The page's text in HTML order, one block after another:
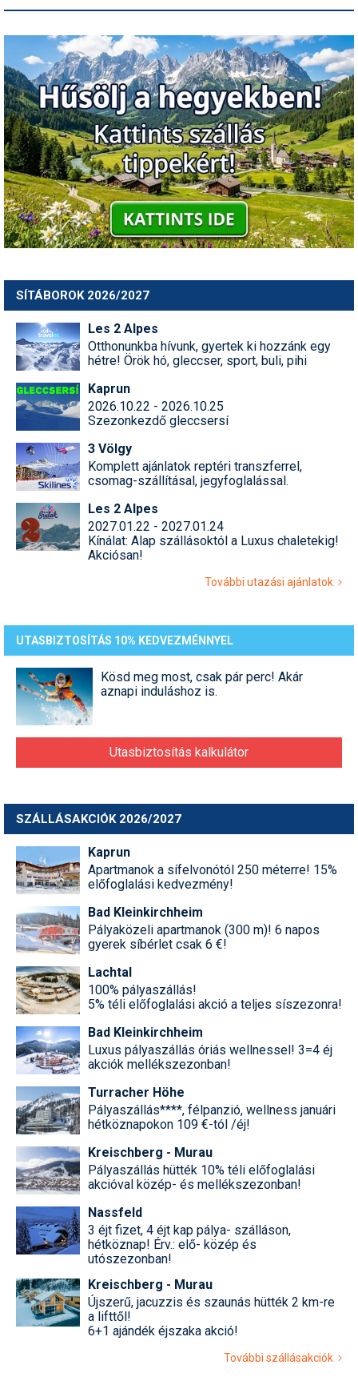
SÍTÁBOROK 2026/2027
Les 2 Alpes
Otthonunkba hívunk, gyertek ki hozzánk egy
hétre! Örök hó, gleccser, sport, buli, pihi
Kaprun
2026.10.22 - 2026.10.25
Szezonkezdő gleccsersí
3 Völgy
Komplett ajánlatok reptéri transzferrel,
csomag-szállításal, jegyfoglalással.
Les 2 Alpes
2027.01.22 - 2027.01.24
Kínálat: Alap szállásoktól a Luxus chaletekig!
Akciósan!
További utazási ajánlatok
UTASBIZTOSÍTÁS 10% KEDVEZMÉNNYEL
Kösd meg most, csak pár perc! Akár
aznapi induláshoz is.
Utasbiztosítás kalkulátor
SZÁLLÁSAKCIÓK 2026/2027
Kaprun
Apartmanok a sífelvonótól 250 méterre! 15%
előfoglalási kedvezmény!
Bad Kleinkirchheim
Pályaközeli apartmanok (300 m)! 6 napos
gyerek síbérlet csak 6 €!
Lachtal
100% pályaszállás!
5% téli előfoglalási akció a teljes síszezonra!
Bad Kleinkirchheim
Luxus pályaszállás óriás wellnessel! 3=4 éj
akciók mellékszezonban!
Turracher Höhe
Pályaszállás****, félpanzió, wellness januári
hétköznapokon 109 €-tól /éj!
Kreischberg - Murau
Pályaszállás hütték 10% téli előfoglalási
akcióval közép- és mellékszezonban!
Nassfeld
3 éjt fizet, 4 éjt kap pálya- szálláson,
hétköznap! Érv.: elő- közép és
utószezonban!
Kreischberg - Murau
Újszerű, jacuzzis és szaunás hütték 2 km-re
a lifttől!
6+1 ajándék éjszaka akció!
További szállásakciók